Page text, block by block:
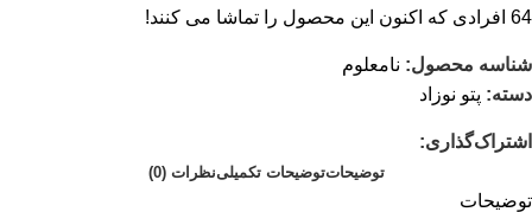
64 افرادی که اکنون این محصول را تماشا می کنند!
شناسه محصول: نامعلوم
دسته: پتو نوزاد
اشتراک‌گذاری:
توضیحاتتوضیحات تکمیلینظرات (0)
توضیحات